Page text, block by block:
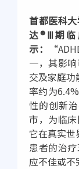
首都医科
达®Ⅲ期临
示：
一，其影
交及家庭
率约为
性的创新
市，为临
它在真实
患者的治
应不佳或不